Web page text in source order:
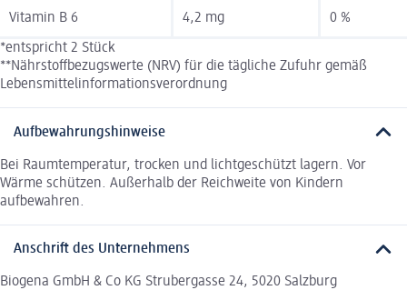
Vitamin B 6 4,2 mg 0 %
*entspricht 2 Stück
**Nährstoffbezugswerte (NRV) für die tägliche Zufuhr gemäß
Lebensmittelinformationsverordnung
Aufbewahrungshinweise
Bei Raumtemperatur, trocken und lichtgeschützt lagern. Vor
Wärme schützen. Außerhalb der Reichweite von Kindern
aufbewahren.
Anschrift des Unternehmens
Biogena GmbH & Co KG Strubergasse 24, 5020 Salzburg